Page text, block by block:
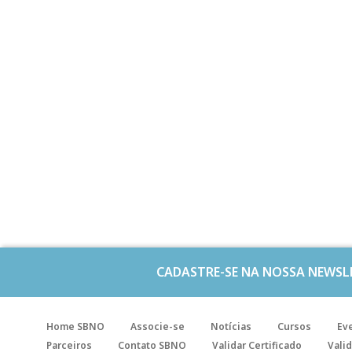
CADASTRE-SE NA NOSSA
Home SBNO Associe-se Notícias Cursos
Parceiros
Contato SBNO Validar Certificado